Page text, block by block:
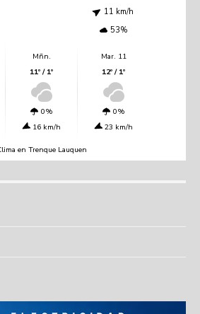
11 km/h
53%
Mñn.
11º / 1º
0%
16 km/h
Mar. 11
12º / 1º
0%
23 km/h
en Trenque Lauquen